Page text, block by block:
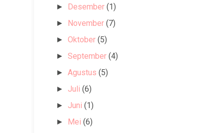
► Desember (1)
► November (7)
►Oktober (5)
►September (4)
►Agustus (5)
► Juli (6)
► Juni (1)
► Mei (6)